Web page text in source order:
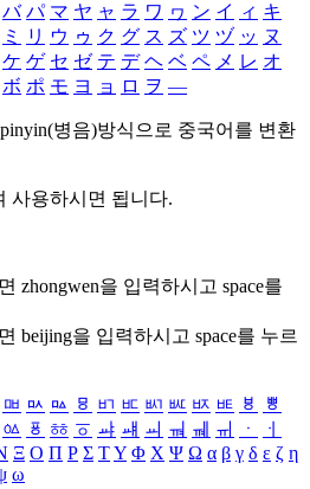
バ パ マ ヤ ャ ラ ワ ヮ ン イ ィ キ
ミ リ ウ ゥ ク グ ス ズ ツ ヅ ッ ヌ
ケ ゲ セ ゼ テ デ ヘ ベ ペ メ レ オ
ボ ポ モ ヨ ョ ロ ヲ ―
병음)방식으로 중국어를 변환
사용하시면 됩니다.
zhongwen을 입력하시고 space를
beijing을 입력하시고 space를 누르
ㅮ ㅯ ㅰ ㅱ ㅲ ㅳ ㅴ ㅵ ㅶ ㅷ ㅸ
ㅹ
ㆃ ㆄ ㆅ ㆆ ㆇ ㆈ ㆉ ㆊ ㆋ ㆌ ㆍ
ㆎ
Ξ Ο Π Ρ Σ ΤΥ Φ Χ Ψ Ω α β γ δ ε ζ η
ω